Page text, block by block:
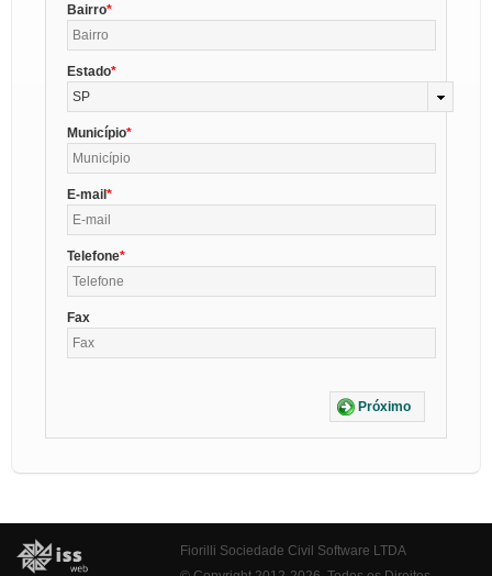
Bairro
Estado
SP
Município
E-mail
Telefone
Fax
Próximo
Fiorilli Sociedade Civil Software LTDA